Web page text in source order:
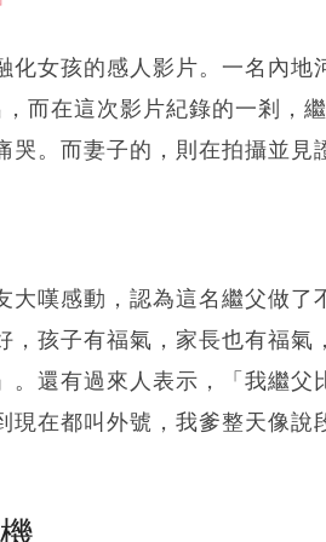
女孩的感人影片。一名內地
而在這次影片紀錄的一剎，
。而妻子的，則在拍攝並見
嘆感動，認為這名繼父做了
孩子有福氣，家長也有福氣
還有過來人表示，「我繼父
在都叫外號，我爹整天像說